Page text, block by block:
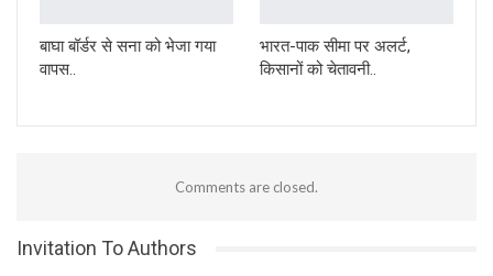
बाघा बॉर्डर से सना को भेजा गया
वापस..
भारत-पाक सीमा पर अलर्ट,
किसानों को चेतावनी..
Comments are closed.
Invitation To Authors